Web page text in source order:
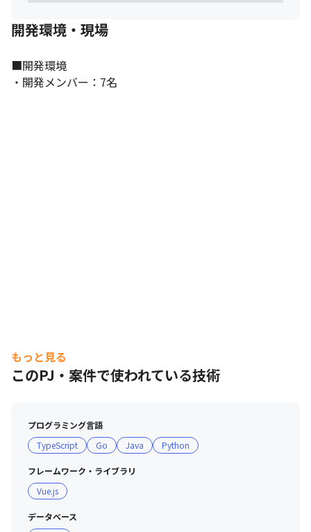
開発環境・現場
■開発環境
・開発メンバー：7名
もっと見る
このPJ・案件で使われている技術
プログラミング言語
TypeScript
Go Java Python
フレームワーク・ライブラリ
Vue.js
データベース